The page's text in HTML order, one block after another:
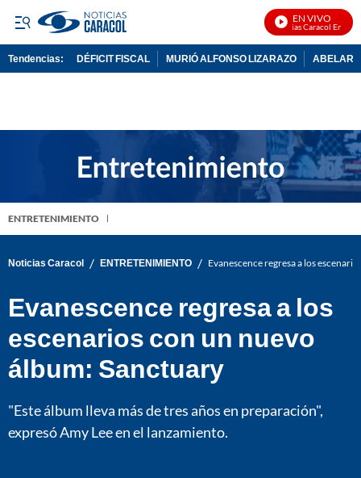
EN VIVO
Noticias Caracol En Vivo
Tendencias: DÉFICIT FISCAL MURIÓ ALFONSO LIZARAZO
ENTRETENIMIENTO
Noticias Caracol / ENTRETENIMIENTO / Evanescence regresa a los
Evanescence regresa a los
escenarios con un nuevo
álbum: Sanctuary
"Este álbum lleva más de tres años en preparación",
expresó Amy Lee en el lanzamiento.